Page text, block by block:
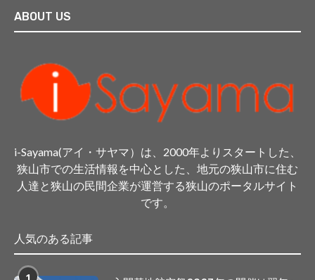
ABOUT US
i-Sayama(アイ・サヤマ）は、2000年よりスタートした、
狭山市での生活情報を中心とした、地元の狭山市に住む
人達と狭山の民間企業が運営する狭山のポータルサイト
です。
人気のある記事
1